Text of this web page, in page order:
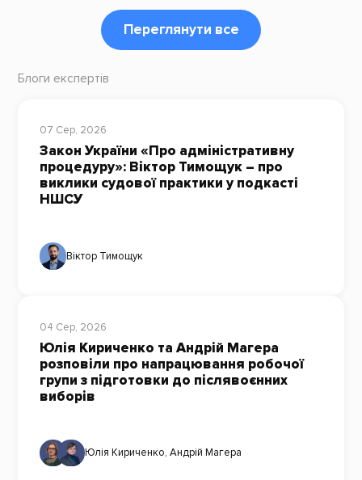
Переглянути все
Блоги експертів
07 Сер, 2026
Закон України «Про адміністративну
процедуру»: Віктор Тимощук – про
виклики судової практики у подкасті
НШСУ
Віктор Тимощук
04 Сер, 2026
Юлія Кириченко та Андрій Магера
розповіли про напрацювання робочої
групи з підготовки до післявоєнних
виборів
Юлія Кириченко, Андрій Магера